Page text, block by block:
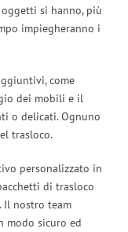
si hanno, più
impiegheranno i
come
dei mobili e il
o delicati. Ognuno
trasloco.
personalizzato in
di trasloco
Il nostro team
modo sicuro ed